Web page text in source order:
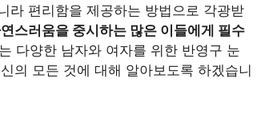
라 편리함을 제공하는 방법으로 각광받
스러움을 중시하는 많은 이들에게 필수
다양한 남자와 여자를 위한 반영구 눈
의 모든 것에 대해 알아보도록 하겠습니